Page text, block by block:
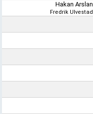
Hakan Arslan
Fredrik Ulvestad